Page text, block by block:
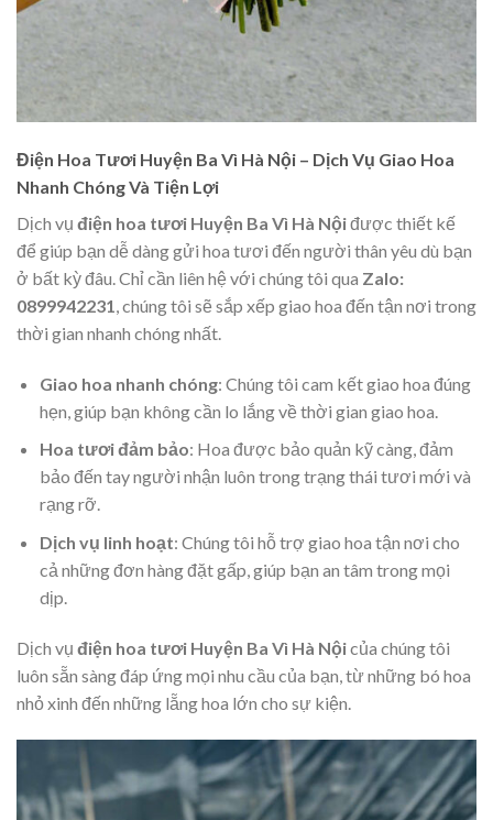
Điện Hoa Tươi Huyện Ba Vì Hà Nội – Dịch Vụ Giao Hoa
Nhanh Chóng Và Tiện Lợi
Dịch vụ điện hoa tươi Huyện Ba Vì Hà Nộiđược thiết kế
để giúp bạn dễ dàng gửi hoa tươi đến người thân yêu dù bạn
ở bất kỳ đâu. Chỉ cần liên hệ với chúng tôi qua Zalo:
0899942231, chúng tôi sẽ sắp xếp giao hoa đến tận nơi trong
thời gian nhanh chóng nhất.
Giao hoa nhanh chóng: Chúng tôi cam kết giao hoa đúng
hẹn, giúp bạn không cần lo lắng về thời gian giao hoa.
Hoa tươi đảm bảo: Hoa được bảo quản kỹ càng, đảm
bảo đến tay người nhận luôn trong trạng thái tươi mới và
rạng rỡ.
Dịch vụ linh hoạt: Chúng tôi hỗ trợ giao hoa tận nơi cho
cả những đơn hàng đặt gấp, giúp bạn an tâm trong mọi
dịp.
Dịch vụ điện hoa tươi Huyện Ba Vì Hà Nộicủa chúng tôi
luôn sẵn sàng đáp ứng mọi nhu cầu của bạn, từ những bó hoa
nhỏ xinh đến những lẵng hoa lớn cho sự kiện.